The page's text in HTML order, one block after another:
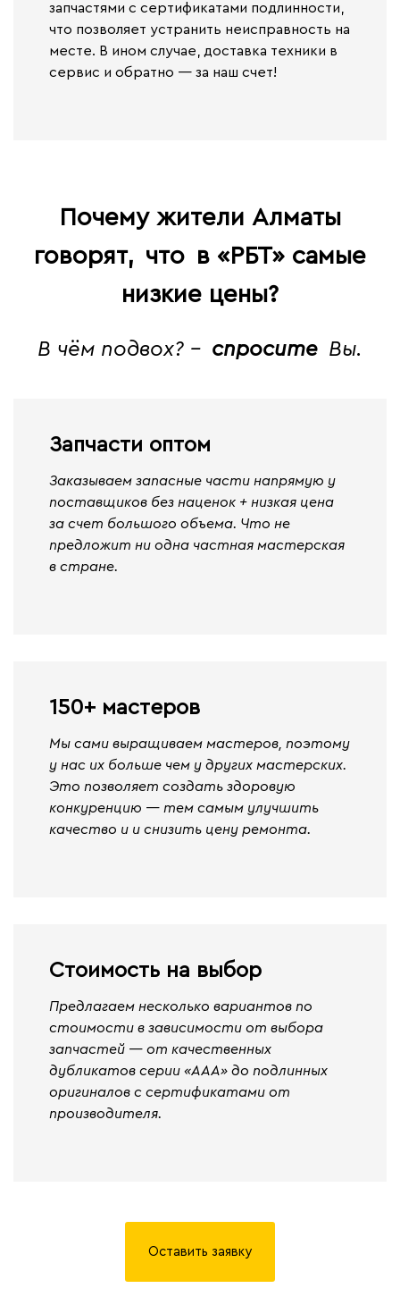
запчастями с сертификатами подлинности,
что позволяет устранить неисправность на
месте. В ином случае, доставка техники в
сервис и обратно — за наш счет!
Почему жители Алматы
говорят, что в «РБТ» самые
низкие цены?
В чём подвох? - спросите Вы.
Запчасти оптом
Заказываем запасные части напрямую у
поставщиков без наценок + низкая цена
за счет большого объема. Что не
предложит ни одна частная мастерская
в стране.
150+ мастеров
Мы сами выращиваем мастеров, поэтому
у нас их больше чем у других мастерских.
Это позволяет создать здоровую
конкуренцию — тем самым улучшить
качество и и снизить цену ремонта.
Стоимость на выбор
Предлагаем несколько вариантов по
стоимости в зависимости от выбора
запчастей — от качественных
дубликатов серии «ААА» до подлинных
оригиналов с сертификатами от
производителя.
Оставить заявку